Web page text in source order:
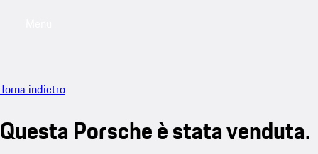
Torna indietro
Questa Porsche è stata venduta.